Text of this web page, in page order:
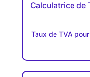
Calculatrice de
Taux de TVA